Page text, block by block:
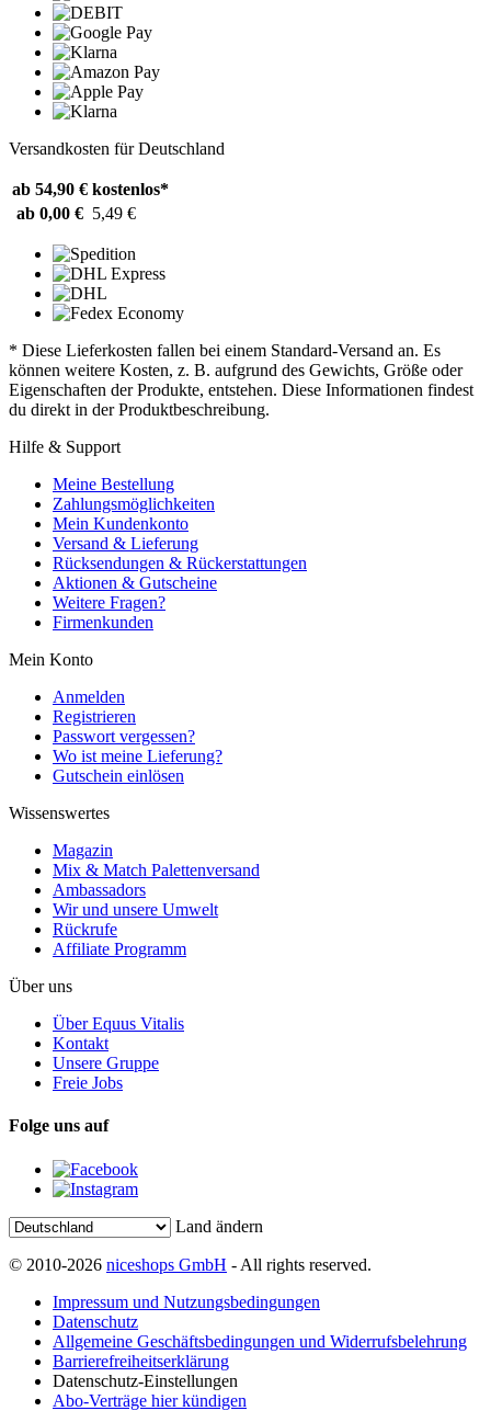
Versandkosten für Deutschland
ab 54,90 € kostenlos*
ab 0,00 € 5,49 €
* Diese Lieferkosten fallen bei einem Standard-Versand an. Es
können weitere Kosten, z. B. aufgrund des Gewichts, Größe oder
Eigenschaften der Produkte, entstehen. Diese Informationen findest
du direkt in der Produktbeschreibung.
Hilfe & Support
Meine Bestellung
Zahlungsmöglichkeiten
Mein Kundenkonto
Versand & Lieferung
Rücksendungen & Rückerstattungen
Aktionen & Gutscheine
Weitere Fragen?
Firmenkunden
Mein Konto
Anmelden
Registrieren
Passwort vergessen?
Wo ist meine Lieferung?
Gutschein einlösen
Wissenswertes
Magazin
Mix & Match Palettenversand
Ambassadors
Wir und unsere Umwelt
Rückrufe
Affiliate Programm
Über uns
Über Equus Vitalis
Kontakt
Unsere Gruppe
Freie Jobs
Folge uns auf
Land ändern
© 2010-2026 niceshops GmbH - All rights reserved.
Impressum und Nutzungsbedingungen
Datenschutz
Allgemeine Geschäftsbedingungen und Widerrufsbelehrung
Barrierefreiheitserklärung
Datenschutz-Einstellungen
Abo-Verträge hier kündigen